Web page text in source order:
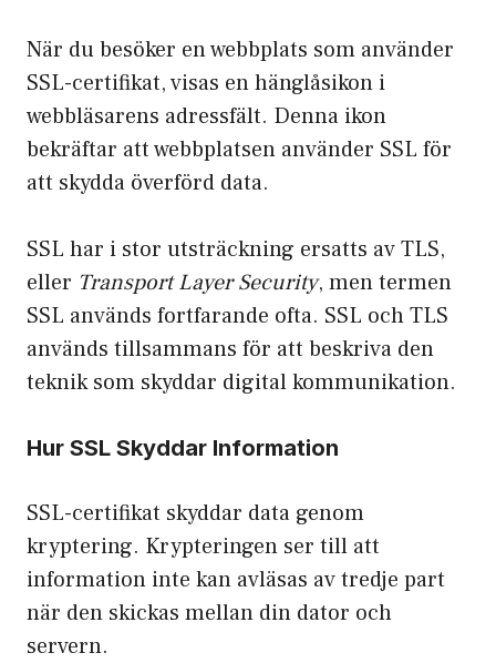
När du besöker en webbplats som använder
SSL-certifikat, visas en hänglåsikon i
webbläsarens adressfält. Denna ikon
bekräftar att webbplatsen använder SSL för
att skydda överförd data.
SSL har i stor utsträckning ersatts av TLS,
eller Transport Layer Security, men termen
SSL används fortfarande ofta. SSL och TLS
används tillsammans för att beskriva den
teknik som skyddar digital kommunikation.
Hur SSL Skyddar Information
SSL-certifikat skyddar data genom
kryptering. Krypteringen ser till att
information inte kan avläsas av tredje part
när den skickas mellan din dator och
servern.